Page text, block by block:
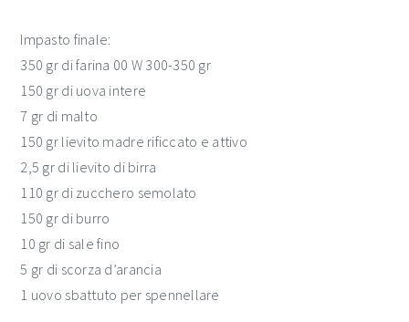
Impasto finale:
350 gr di farina 00 W 300-350 gr
150 gr di uova intere
7 gr di malto
150 gr lievito madre rificcato e attivo
2,5 gr di lievito di birra
110 gr di zucchero semolato
150 gr di burro
10 gr di sale fino
5 gr di scorza d’arancia
1 uovo sbattuto per spennellare